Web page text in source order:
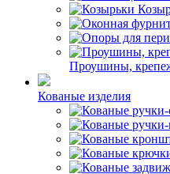
Проушины,
Кованые изделия